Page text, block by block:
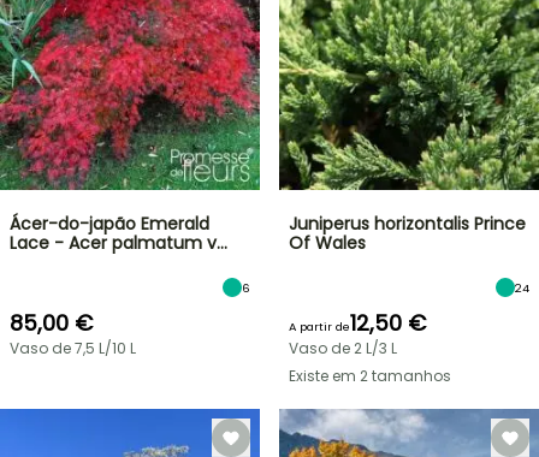
Ácer-do-japão Emerald
Lace - Acer palmatum v…
6
85,00 €
Vaso de 7,5 L/10 L
Juniperus horizontalis Prince
Of Wales
24
A partir de12,50 €
Vaso de 2 L/3 L
Existe em 2 tamanhos